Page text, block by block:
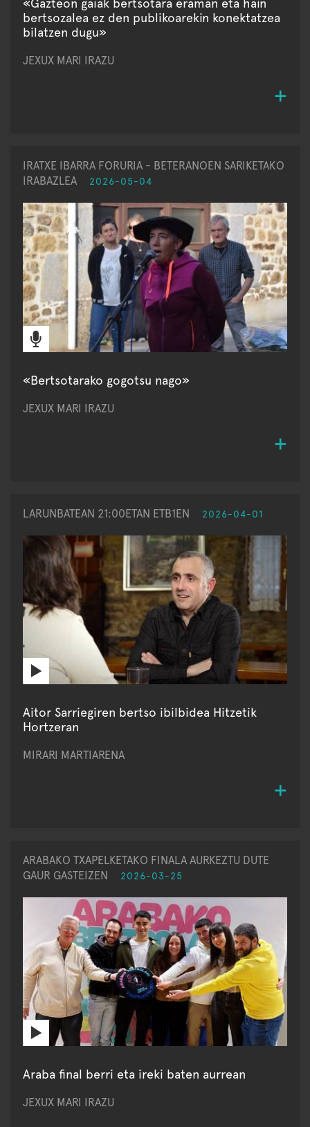
«Gazteon gaiak bertsotara eraman eta hain
bertsozalea ez den publikoarekin konektatzea
bilatzen dugu»
JEXUX MARI IRAZU
IRATXE IBARRA FORURIA - BETERANOEN SARIKETAKO
IRABAZLEA
2026-05-04
«Bertsotarako gogotsu nago»
JEXUX MARI IRAZU
LARUNBATEAN 21:00ETAN ETB1EN 2026-04-01
Aitor Sarriegiren bertso ibilbidea Hitzetik
Hortzeran
MIRARI MARTIARENA
ARABAKO TXAPELKETAKO FINALA AURKEZTU DUTE
GAUR GASTEIZEN
2026-03-25
Araba final berri eta ireki baten aurrean
JEXUX MARI IRAZU